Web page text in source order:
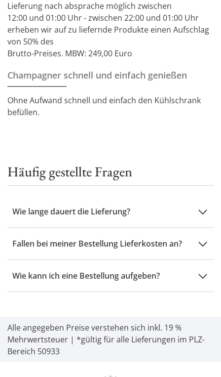
Lieferung nach absprache möglich zwischen
12:00 und 01:00 Uhr - zwischen 22:00 und 01:00 Uhr
erheben wir auf zu liefernde Produkte einen Aufschlag
von 50% des
Brutto-Preises. MBW: 249,00 Euro
Champagner schnell und einfach genießen
Ohne Aufwand schnell und einfach den Kühlschrank
befüllen.
Häufig gestellte Fragen
Wie lange dauert die Lieferung?
Fallen bei meiner Bestellung Lieferkosten an?
Wie kann ich eine Bestellung aufgeben?
Alle angegeben Preise verstehen sich inkl. 19 %
Mehrwertsteuer | *gültig für alle Lieferungen im PLZ-
Bereich 50933